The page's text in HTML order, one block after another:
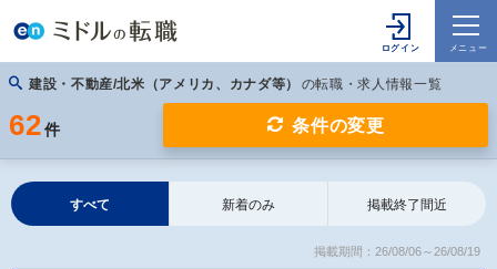
建設・不動産/北米（アメリカ、カナダ等） の転職・求人情報一覧
62 件 条件の変更
すべて 新着のみ 掲載終了間近
掲載期間：26/08/06～26/08/19